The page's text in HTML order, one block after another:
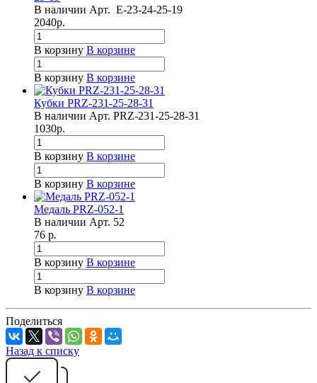
В наличии Арт. Е-23-24-25-19
2040р.
В корзину В корзине
В корзину В корзине
Кубки PRZ-231-25-28-31
В наличии Арт. PRZ-231-25-28-31
1030р.
В корзину В корзине
В корзину В корзине
Медаль PRZ-052-1
В наличии Арт. 52
76 р.
В корзину В корзине
В корзину В корзине
Поделиться
Назад к списку